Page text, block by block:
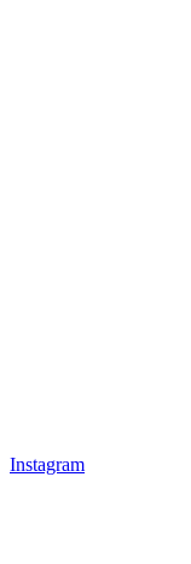
Instagram